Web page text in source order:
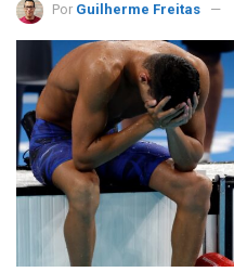
Por Guilherme Freitas